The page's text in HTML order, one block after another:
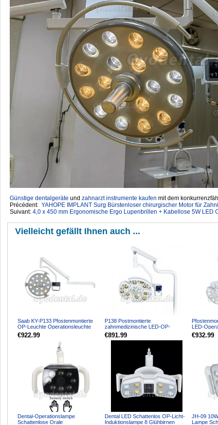
Günstige dentalgeräte ‎ und zahnarzt instrumente kaufen mit dem
Précédent: YAHOPE IMPLANT Surg Bürstenloser chirurgischer Motor für
Suivant: 4,0 x 450 mm Ergonomische Ergo Lupenbrillen + Kabellose 5W LED
Vielleicht gefällt Ihnen auch ...
Saab KY-P133 Pfostenmontierte
OP-Leuchte Operationsleuchte
LED-Licht für Zahnarz...
€922.99
P138 Postmontierte
zahnmedizinische LED-OP-
Leuchte für die
Behandlungsstuhleinhe...
€891.99
LED-
€932.99
Dental-Operationslampe
Schattenlose Orale
Dental LED Schattenlos OP-Licht-
Induktionslampe 8 Glühbirnen
JH-09
Lampe